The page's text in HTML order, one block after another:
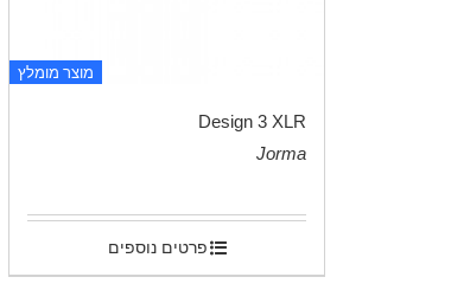
מוצר מומלץ
Design 3 XLR
Jorma
פרטים נוספים